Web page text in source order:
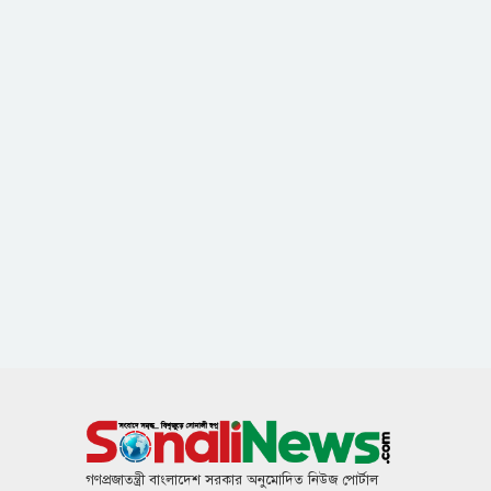
গণপ্রজাতন্ত্রী বাংলাদেশ সরকার অনুমোদিত নিউজ পোর্টাল